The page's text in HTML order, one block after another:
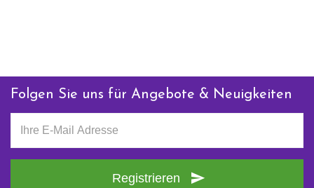
Folgen Sie uns für Angebote & Neuigkeiten
Registrieren